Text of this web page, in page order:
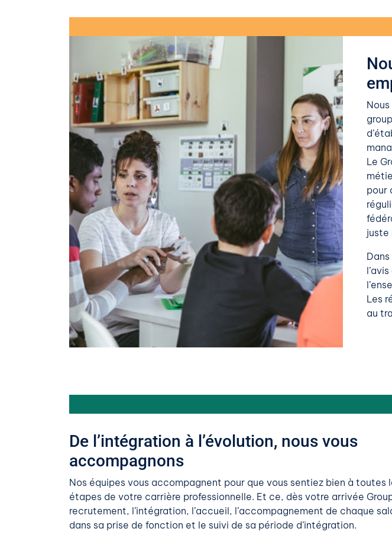
Le
pour
juste
Les
au
De l’intégration à l’évolution, nous vous
accompagnons
Nos équipes vous accompagnent pour que vous sentiez bien à toutes
étapes de votre carrière professionnelle. Et ce, dès votre arrivée
recrutement, l’intégration, l’accueil, l’accompagnement de chaque
dans sa prise de fonction et le suivi de sa période d’intégration.